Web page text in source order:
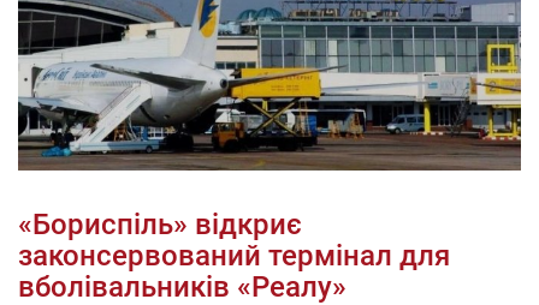
«Бориспіль» відкриє
законсервований термінал для
вболівальників «Реалу»